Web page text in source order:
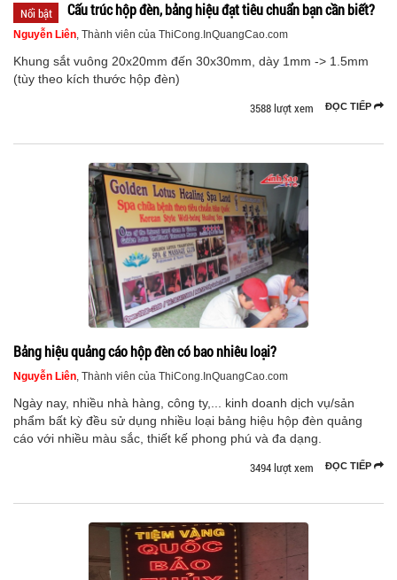
Nổi bật Cấu trúc hộp đèn, bảng hiệu đạt tiêu chuẩn bạn cần biết?
Nguyễn Liên, Thành viên của ThiCong.InQuangCao.com
Khung sắt vuông 20x20mm đến 30x30mm, dày 1mm -> 1.5mm
(tùy theo kích thước hộp đèn)
ĐỌC TIẾP
3588 lượt xem
Bảng hiệu quảng cáo hộp đèn có bao nhiêu loại?
Nguyễn Liên, Thành viên của ThiCong.InQuangCao.com
Ngày nay, nhiều nhà hàng, công ty,... kinh doanh dịch vụ/sản
phẩm bất kỳ đều sử dụng nhiều loại bảng hiệu hộp đèn quảng
cáo với nhiều màu sắc, thiết kế phong phú và đa dạng.
ĐỌC TIẾP
3494 lượt xem